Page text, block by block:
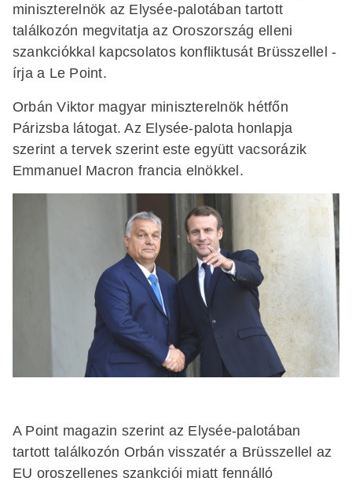
miniszterelnök az Elysée-palotában tartott
találkozón megvitatja az Oroszország elleni
szankciókkal kapcsolatos konfliktusát Brüsszellel -
írja a Le Point.
Orbán Viktor magyar miniszterelnök hétfőn
Párizsba látogat. Az Elysée-palota honlapja
szerint a tervek szerint este együtt vacsorázik
Emmanuel Macron francia elnökkel.
A Point magazin szerint az Elysée-palotában
tartott találkozón Orbán visszatér a Brüsszellel az
EU oroszellenes szankciói miatt fennálló